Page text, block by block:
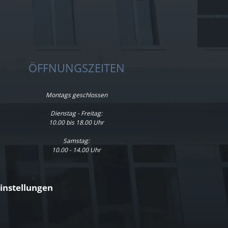
ÖFFNUNGSZEITEN
Montags geschlossen
Dienstag - Freitag:
10.00 bis 18.00 Uhr
Samstag:
10.00 - 14.00 Uhr